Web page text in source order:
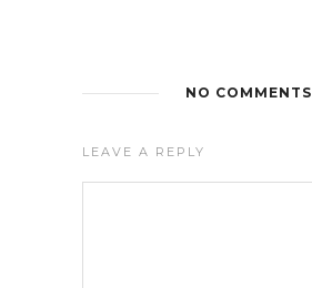
NO COMMENTS
LEAVE A REPLY